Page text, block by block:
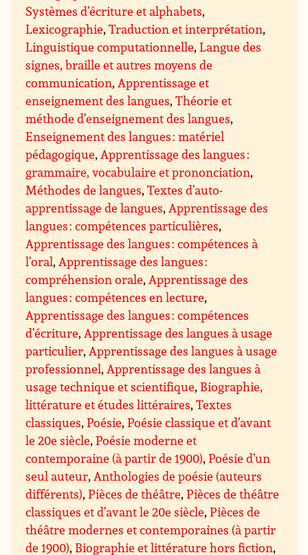
Systèmes d’écriture et alphabets,
Lexicographie,Traduction et interprétation,
Linguistique computationnelle,Langue des
signes, braille et autres moyens de
communication,Apprentissage et
enseignement des langues,Théorie et
méthode d’enseignement des langues,
Enseignement des langues : matériel
pédagogique,Apprentissage des langues :
grammaire, vocabulaire et prononciation,
Méthodes de langues,Textes d’auto-
apprentissage de langues,Apprentissage des
langues : compétences particulières,
Apprentissage des langues : compétences à
l’oral,Apprentissage des langues :
compréhension orale,Apprentissage des
langues : compétences en lecture,
Apprentissage des langues : compétences
d’écriture,Apprentissage des langues à usage
particulier,Apprentissage des langues à usage
professionnel,Apprentissage des langues à
usage technique et scientifique, Biographie,
littérature et études littéraires,Textes
classiques,Poésie,Poésie classique et d’avant
le 20e siècle,Poésie moderne et
contemporaine (à partir de 1900),Poésie d’un
seul auteur,Anthologies de poésie (auteurs
différents),Pièces de théâtre,Pièces de théâtre
classiques et d’avant le 20e siècle,Pièces de
théâtre modernes et contemporaines (à partir
de 1900), Biographie et littérature hors fiction,